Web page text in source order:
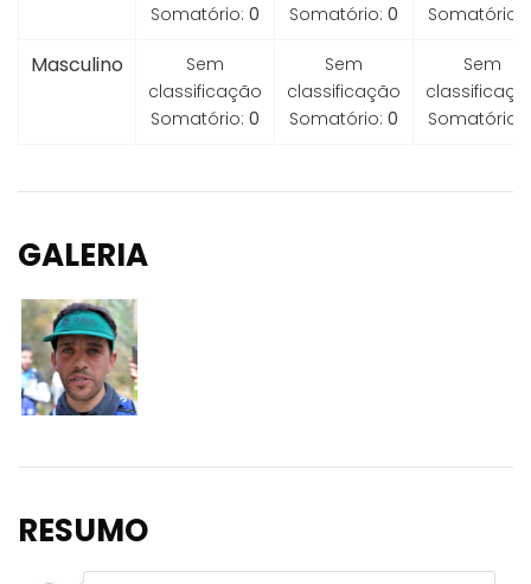
Somatório: 0
Somatório: 0
Somatório:
Masculino
Sem
classificação
Somatório: 0
Sem
classificação
Somatório: 0
Sem
Somatório:
GALERIA
RESUMO